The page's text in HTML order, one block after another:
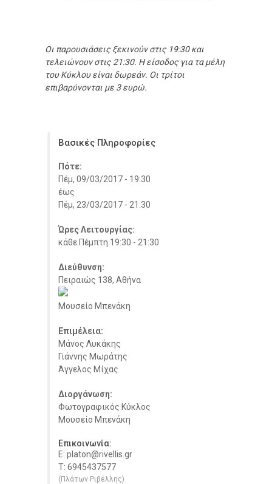
Οι παρουσιάσεις ξεκινούν στις 19:30 και
τελειώνουν στις 21:30. Η είσοδος για τα μέλη
του Κύκλου είναι δωρεάν. Οι τρίτοι
επιβαρύνονται με 3 ευρώ.
Βασικές Πληροφορίες
Πότε:
Πέμ, 09/03/2017 - 19:30
έως
Πέμ, 23/03/2017 - 21:30
Ώρες Λειτουργίας:
κάθε Πέμπτη 19:30 - 21:30
Διεύθυνση:
Πειραιώς 138, Αθήνα
Μουσείο Μπενάκη
Επιμέλεια:
Μάνος Λυκάκης
Γιάννης Μωράτης
Άγγελος Μίχας
Διοργάνωση:
Φωτογραφικός Κύκλος
Μουσείο Μπενάκη
Επικοινωνία:
E: platon@rivellis.gr
Τ: 6945437577
(Πλάτων Ριβέλλης)